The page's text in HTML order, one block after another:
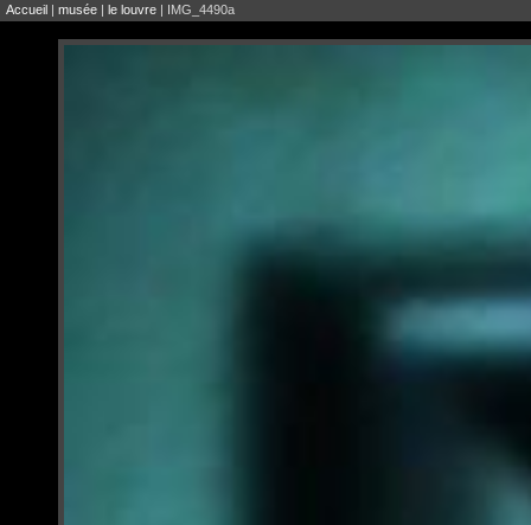
Accueil | musée | le louvre | IMG_4490a